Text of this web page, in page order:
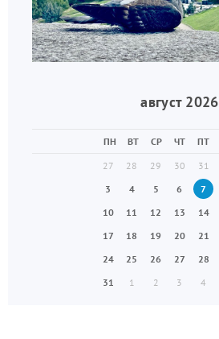
август 2026
ПН ВТ СР ЧТ ПТ
27
28 29 30 31
3
4 5 6 7
10
11 12 13 14
17
18 19 20 21
24
25 26 27 28
31
1 2 3 4